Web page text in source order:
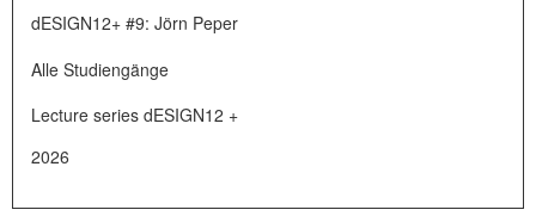
dESIGN12+ #9: Jörn Peper
Alle Studiengänge
Lecture series dESIGN12 +
2026